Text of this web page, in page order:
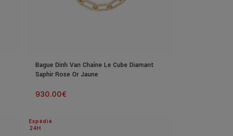
Bague Dinh Van Chaîne Le Cube Diamant
Saphir Rose Or Jaune
930.00€
24H
Expédié